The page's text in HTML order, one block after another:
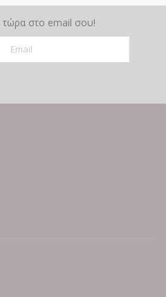
τώρα στο email σου!